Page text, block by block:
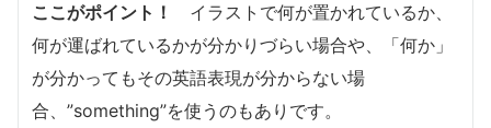
ここがポイント！
イラストで何が置かれているか、
何が運ばれているかが分かりづらい場合や、「何か」
が分かってもその英語表現が分からない場
合、”something”を使うのもありです。